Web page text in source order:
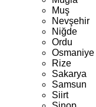
Muş
Nevşehir
Niğde
Ordu
Osmaniye
Rize
Sakarya
Samsun
Siirt